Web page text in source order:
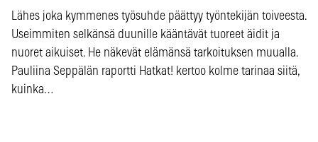
Lähes joka kymmenes työsuhde päättyy työntekijän toiveesta.
Useimmiten selkänsä duunille kääntävät tuoreet äidit ja
nuoret aikuiset. He näkevät elämänsä tarkoituksen muualla.
Pauliina Seppälän raportti Hatkat! kertoo kolme tarinaa siitä,
kuinka…